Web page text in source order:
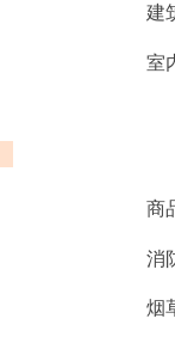
建
室
商
消
烟